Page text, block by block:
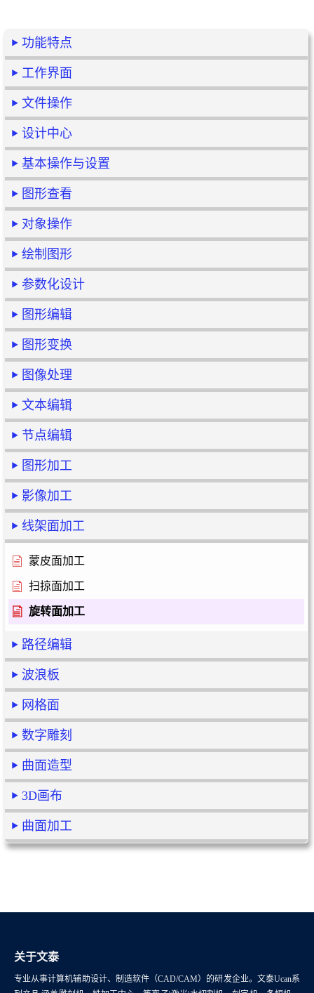
功能特点
工作界面
文件操作
设计中心
基本操作与设置
图形查看
对象操作
绘制图形
参数化设计
图形编辑
图形变换
图像处理
文本编辑
节点编辑
图形加工
影像加工
线架面加工
蒙皮面加工
扫掠面加工
旋转面加工
路径编辑
波浪板
网格面
数字雕刻
曲面造型
3D画布
曲面加工
关于文泰
专业从事计算机辅助设计、制造软件（CAD/CAM）的研发企业。文泰Ucan系